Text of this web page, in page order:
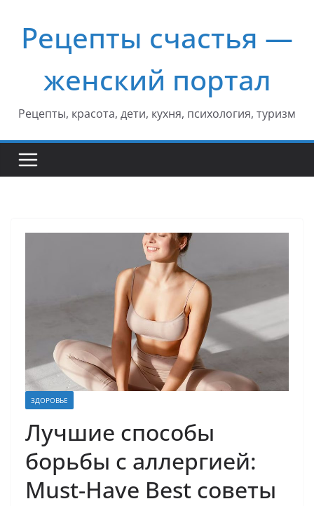
содержимому
Рецепты счастья —
женский портал
Рецепты, красота, дети, кухня, психология, туризм
ЗДОРОВЬЕ
Лучшие способы
борьбы с аллергией:
Must-Have Best советы